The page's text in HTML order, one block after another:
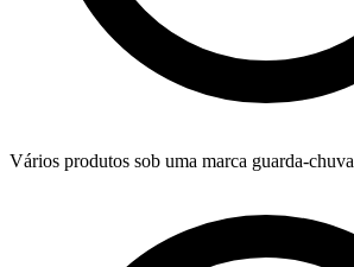
Vários produtos sob uma marca guarda-chuva